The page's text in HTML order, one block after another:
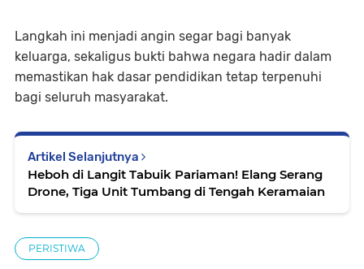
Langkah ini menjadi angin segar bagi banyak
keluarga, sekaligus bukti bahwa negara hadir dalam
memastikan hak dasar pendidikan tetap terpenuhi
bagi seluruh masyarakat.
Artikel Selanjutnya
Heboh di Langit Tabuik Pariaman! Elang Serang
Drone, Tiga Unit Tumbang di Tengah Keramaian
PERISTIWA